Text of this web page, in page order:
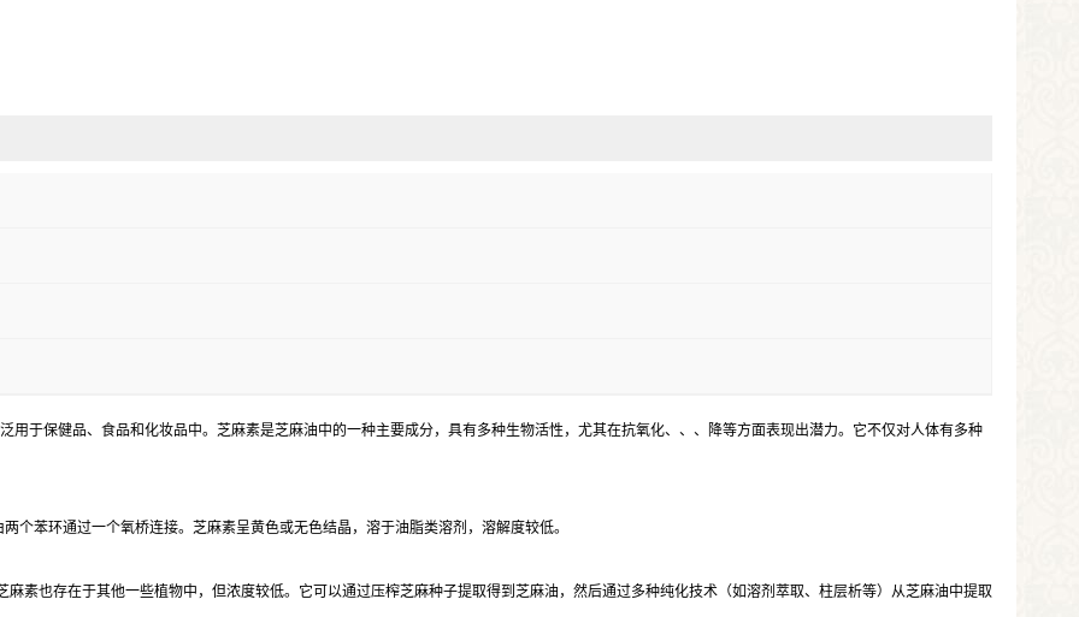
用于保健品、食品和化妆品中。芝麻素是芝麻油中的一种主要成分，具有多种生物活性，尤其在抗氧化、、、降等方面表现出潜力。它不仅对人体有多种
个苯环通过一个氧桥连接。芝麻素呈黄色或无色结晶，溶于油脂类溶剂，溶解度较低。
素也存在于其他一些植物中，但浓度较低。它可以通过压榨芝麻种子提取得到芝麻油，然后通过多种纯化技术（如溶剂萃取、柱层析等）从芝麻油中提取